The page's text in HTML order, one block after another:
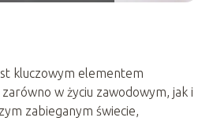
kluczowym elementem
w życiu zawodowym, jak i
zabieganym świecie,